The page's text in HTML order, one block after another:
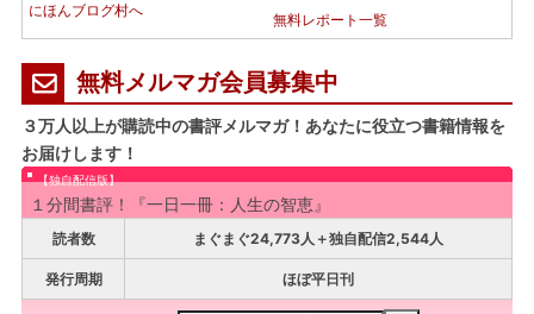
にほんブログ村へ
無料レポート一覧
無料メルマガ会員募集中
３万人以上が購読中の書評メルマガ！あなたに役立つ書籍情報を
お届けします！
【独自配信版】
１分間書評！『一日一冊：人生の智恵』
読者数 まぐまぐ24,773人＋独自配信2,544人
発行周期 ほぼ平日刊